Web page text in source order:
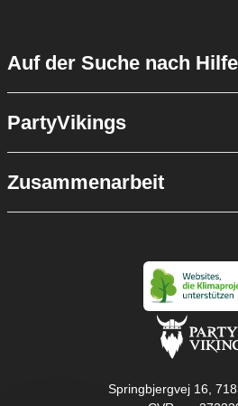
Auf der Suche nach
PartyVikings
Zusammenarbeit
Springbjergvej 16,